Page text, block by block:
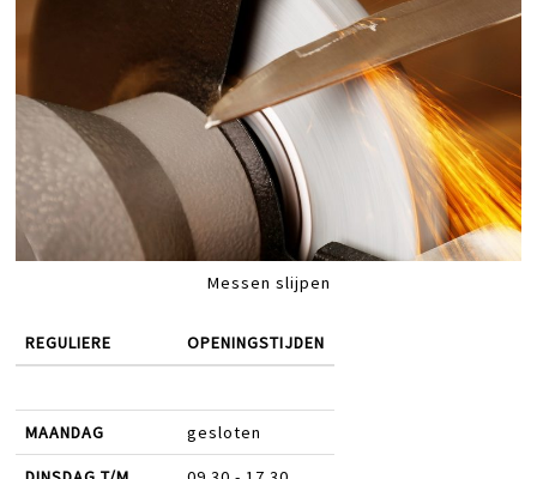
Messen slijpen
REGULIERE OPENINGSTIJDEN
MAANDAG gesloten